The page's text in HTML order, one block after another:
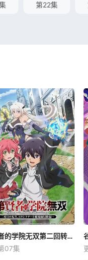
第22集
落第贤者的学院无双第二回转生，S等级作弊魔术师冒险记
07集